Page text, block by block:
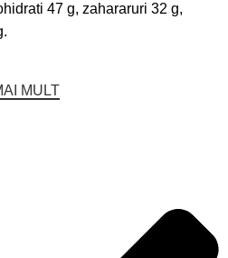
47 g, zahararuri 32 g,
MULT